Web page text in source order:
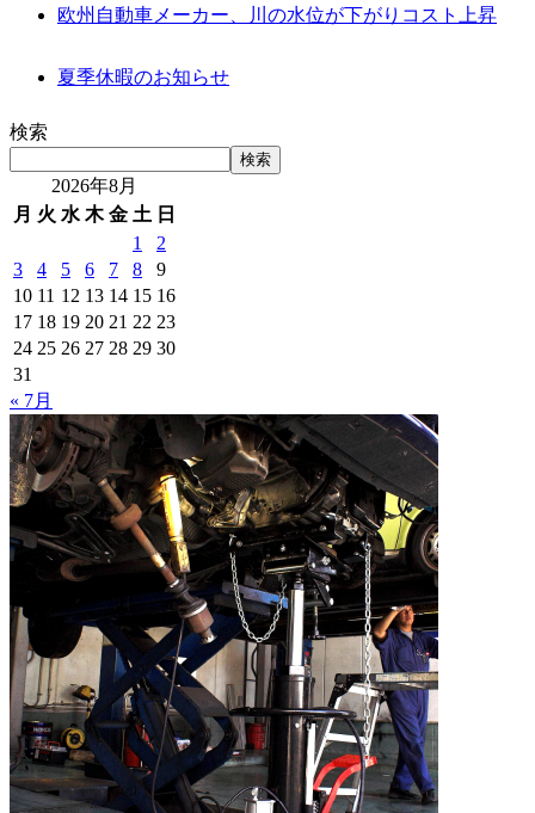
欧州自動車メーカー、川の水位が下がりコスト上昇
夏季休暇のお知らせ
検索
検索
2026年8月
月 火 水 木 金 土 日
1
2
3
4 5 6 7 8
9
10 11 12 13 14 15 16
17 18 19 20 21 22 23
24 25 26 27 28 29 30
31
« 7月